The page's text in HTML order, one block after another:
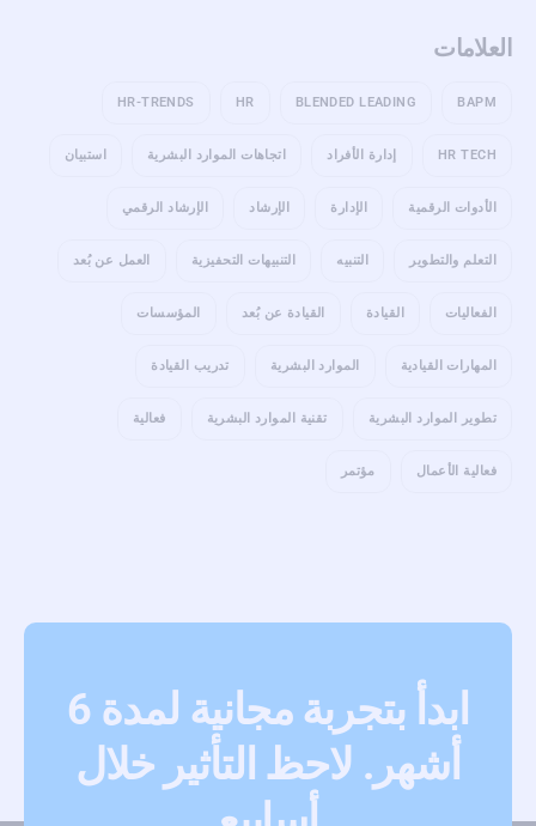
العلامات
BAPM
BLENDED LEADING
HR
HR-TRENDS
HR TECH إدارة الأفراد اتجاهات الموارد البشرية استبيان
الأدوات الرقمية الإدارة الإرشاد الإرشاد الرقمي
التعلم والتطوير التنبيه التنبيهات التحفيزية العمل عن بُعد
الفعاليات القيادة القيادة عن بُعد المؤسسات
المهارات القيادية الموارد البشرية تدريب القيادة
تطوير الموارد البشرية تقنية الموارد البشرية فعالية
فعالية الأعمال مؤتمر
ابدأ بتجربة مجانية لمدة 6
أشهر. لاحظ التأثير خلال